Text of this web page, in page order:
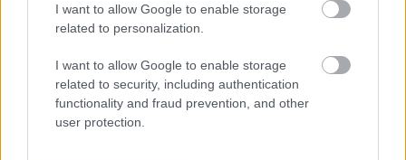
I want to allow Google to enable storage
related to personalization.
I want to allow Google to enable storage
related to security, including authentication
functionality and fraud prevention, and other
user protection.